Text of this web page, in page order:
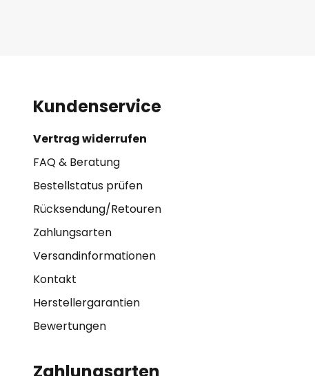
Kundenservice
Vertrag widerrufen
FAQ & Beratung
Bestellstatus prüfen
Rücksendung/Retouren
Zahlungsarten
Versandinformationen
Kontakt
Herstellergarantien
Bewertungen